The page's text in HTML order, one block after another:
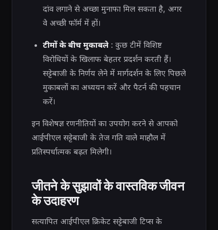
दांव लगाने से अच्छा मुनाफा मिल सकता है, अगर
वे अच्छी फॉर्म में हों।
टीमों के बीच मुकाबले: कुछ टीमें विशिष्ट
विरोधियों के खिलाफ बेहतर प्रदर्शन करती हैं।
सट्टेबाजी के निर्णय लेने में मार्गदर्शन के लिए पिछले
मुकाबलों का अध्ययन करें और पैटर्न की पहचान
करें।
इन विशेषज्ञ रणनीतियों का उपयोग करने से आपको
आईपीएल सट्टेबाजी के तेज गति वाले माहौल में
प्रतिस्पर्धात्मक बढ़त मिलेगी।
जीतने के सुझावों के वास्तविक जीवन
के उदाहरण
सत्यापित आईपीएल क्रिकेट सट्टेबाजी टिप्स के